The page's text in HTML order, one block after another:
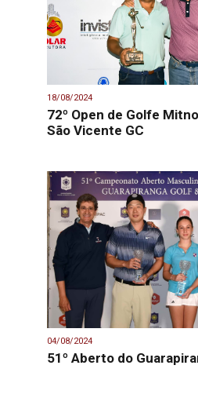
18/08/2024
72º Open de Golfe
São Vicente GC
04/08/2024
51º Aberto do